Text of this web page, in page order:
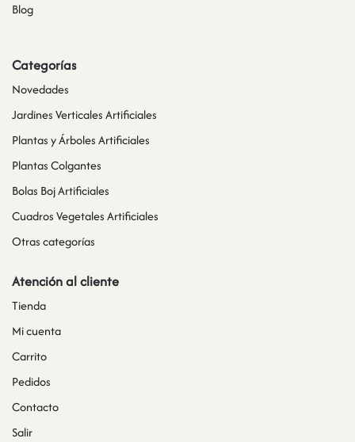
Blog
Categorías
Novedades
Jardines Verticales Artificiales
Plantas y Árboles Artificiales
Plantas Colgantes
Bolas Boj Artificiales
Cuadros Vegetales Artificiales
Otras categorías
Atención al cliente
Tienda
Mi cuenta
Carrito
Pedidos
Contacto
Salir